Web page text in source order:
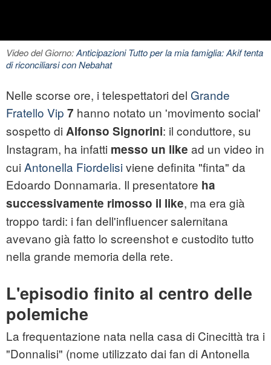
Video del Giorno:Anticipazioni Tutto per la mia famiglia: Akif tenta
di riconciliarsi con Nebahat
Nelle scorse ore, i telespettatori del Grande
Fratello Vip 7 hanno notato un 'movimento social'
sospetto di Alfonso Signorini: il conduttore, su
Instagram, ha infatti messo un like ad un video in
cui Antonella Fiordelisiviene definita "finta" da
Edoardo Donnamaria. Il presentatore ha
successivamente rimosso il like, ma era già
troppo tardi: i fan dell'influencer salernitana
avevano già fatto lo screenshot e custodito tutto
nella grande memoria della rete.
L'episodio finito al centro delle
polemiche
La frequentazione nata nella casa di Cinecittà tra i
"Donnalisi" (nome utilizzato dai fan di Antonella